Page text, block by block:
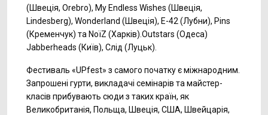
(Швеція, Orebro), My Endless Wishes (Швеція,
Lindesberg), Wonderland (Швеція), E-42 (Лубни), Pins
(Кременчук) та NoїZ (Харків).Outstars (Одеса)
Jabberheads (Київ), Слід (Луцьк).
Фестиваль «UPfest» з самого початку є міжнародним.
Запрошені гурти, викладачі семінарів та майстер-
класів прибувають сюди з таких країн, як
Великобританія, Польща, Швеція, США, Швейцарія,